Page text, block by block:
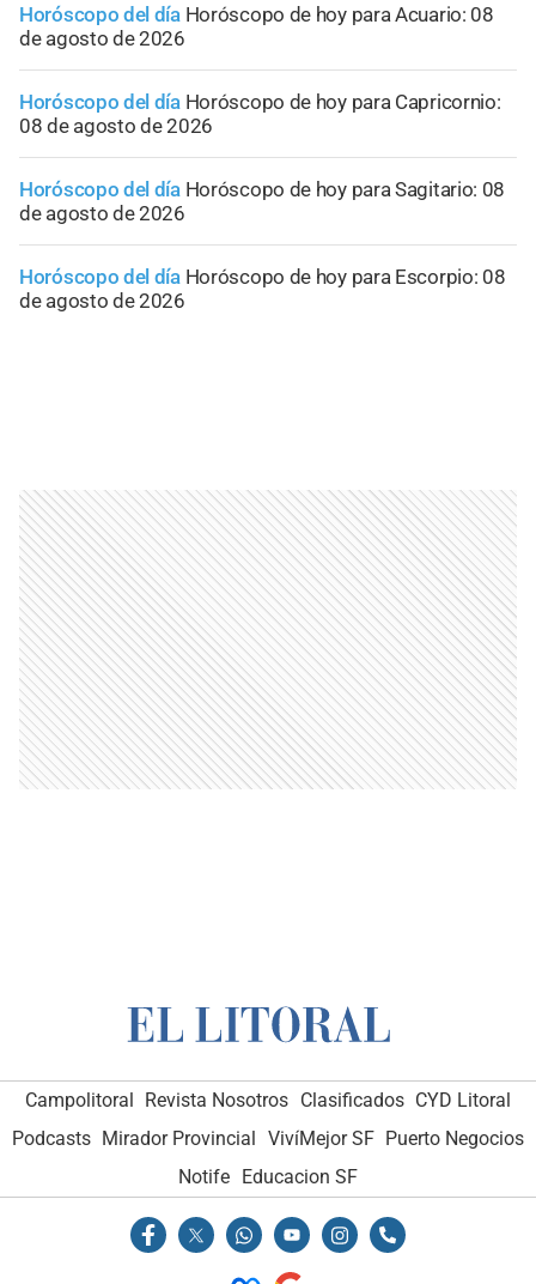
Horóscopo del día Horóscopo de hoy para Acuario: 08
de agosto de 2026
Horóscopo del día Horóscopo de hoy para Capricornio:
08 de agosto de 2026
Horóscopo del día Horóscopo de hoy para Sagitario: 08
de agosto de 2026
Horóscopo del día Horóscopo de hoy para Escorpio: 08
de agosto de 2026
Campolitoral Revista Nosotros Clasificados CYD Litoral
Podcasts Mirador Provincial VivíMejor SF Puerto Negocios
Notife Educacion SF